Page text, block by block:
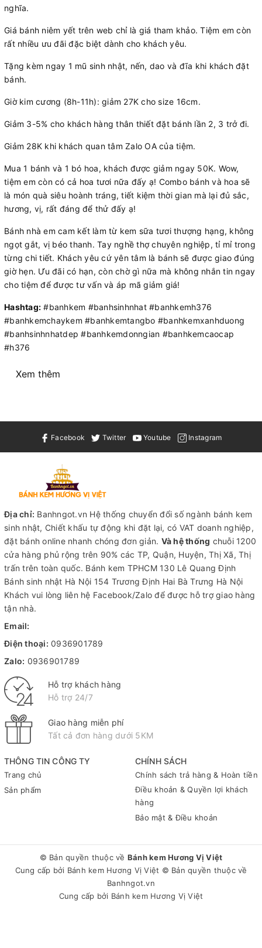
nghĩa.
Giá bánh niêm yết trên web chỉ là giá tham khảo. Tiệm em còn
rất nhiều ưu đãi đặc biệt dành cho khách yêu.
Tặng kèm ngay 1 mũ sinh nhật, nến, dao và đĩa khi khách đặt
bánh.
Giờ kim cương (8h-11h): giảm 27K cho size 16cm.
Giảm 3-5% cho khách hàng thân thiết đặt bánh lần 2, 3 trở đi.
Giảm 28K khi khách quan tâm Zalo OA của tiệm.
Mua 1 bánh và 1 bó hoa, khách được giảm ngay 50K. Wow,
tiệm em còn có cả hoa tươi nữa đấy ạ! Combo bánh và hoa sẽ
là món quà siêu hoành tráng, tiết kiệm thời gian mà lại đủ sắc,
hương, vị, rất đáng để thử đấy ạ!
Bánh nhà em cam kết làm từ kem sữa tươi thượng hạng, không
ngọt gắt, vị béo thanh. Tay nghề thợ chuyên nghiệp, tỉ mỉ trong
từng chi tiết. Khách yêu cứ yên tâm là bánh sẽ được giao đúng
giờ hẹn. Ưu đãi có hạn, còn chờ gì nữa mà không nhắn tin ngay
cho tiệm để được tư vấn và áp mã giảm giá!
Hashtag: #banhkem #banhsinhnhat #banhkemh376
#banhkemchaykem #banhkemtangbo #banhkemxanhduong
#banhsinhnhatdep #banhkemdonngian #banhkemcaocap
#h376
Xem thêm
Facebook Twitter Youtube Instagram
THÔNG TIN CÔNG TY
Trang chủ
Sản phẩm
CHÍNH SÁCH
Chính sách trả hàng & Hoàn tiền
Điều khoản & Quyền lợi khách
hàng
Bảo mật & Điều khoản
Địa chỉ: Banhngot.vn Hệ thống chuyển đổi số ngành bánh kem
sinh nhật, Chiết khấu tự động khi đặt lại, có VAT doanh nghiệp,
đặt bánh online nhanh chóng đơn giản. Và hệ thống chuỗi 1200
cửa hàng phủ rộng trên 90% các TP, Quận, Huyện, Thị Xã, Thị
trấn trên toàn quốc. Bánh kem TPHCM130 Lê Quang Định
Bánh sinh nhật Hà Nội 154 Trương Định Hai Bà Trưng Hà Nội
Khách vui lòng liên hệ Facebook/Zalo để được hỗ trợ giao hàng
tận nhà.
Email:
Điện thoại: 0936901789
Zalo: 0936901789
Hỗ trợ khách hàng
Hỗ trợ 24/7
Giao hàng miễn phí
Tất cả đơn hàng dưới 5KM
© Bản quyền thuộc về Bánh kem Hương Vị Việt
Cung cấp bởi Bánh kem Hương Vị Việt © Bản quyền thuộc về
Banhngot.vn
Cung cấp bởi Bánh kem Hương Vị Việt